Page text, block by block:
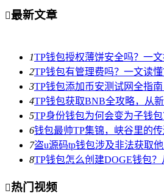
最新文章
1TP钱包授权薄饼安全吗？一
2TP钱包有管理费吗？一文读
3TP钱包添加币安测试网全指
4TP钱包获取BNB全攻略，从
5TP身份钱包为何会变为子钱
6钱包最帅TP集锦，峡谷里的
7盗u源码tp钱包涉及非法获取
8TP钱包怎么创建DOGE钱包
热门视频